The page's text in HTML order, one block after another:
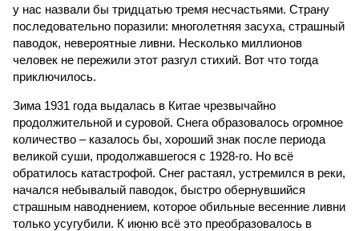
у нас назвали бы тридцатью тремя несчастьями. Страну
последовательно поразили: многолетняя засуха, страшный
паводок, невероятные ливни. Несколько миллионов
человек не пережили этот разгул стихий. Вот что тогда
приключилось.
Зима 1931 года выдалась в Китае чрезвычайно
продолжительной и суровой. Снега образовалось огромное
количество – казалось бы, хороший знак после периода
великой суши, продолжавшегося с 1928-го. Но всё
обратилось катастрофой. Снег растаял, устремился в реки,
начался небывалый паводок, быстро обернувшийся
страшным наводнением, которое обильные весенние ливни
только усугубили. К июню всё это преобразовалось в